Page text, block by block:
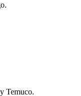
Temuco.